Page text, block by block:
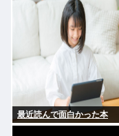
最近読んで面白かった本